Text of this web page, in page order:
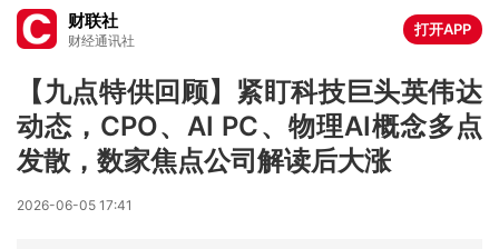
财联社
财经通讯社
打开APP
【九点特供回顾】紧盯科技巨头英伟达
动态，CPO、AI PC、物理AI概念多点
发散，数家焦点公司解读后大涨
2026-06-05 17:41